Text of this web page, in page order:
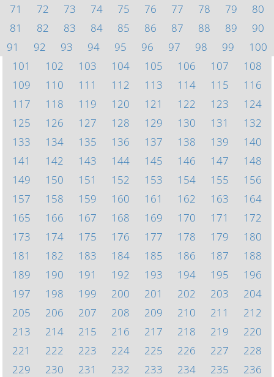
71
72 73 74 75 76 77 78 79
80
81
82 83 84 85 86 87 88 89
90
91
92 93 94 95 96 97 98 99
100
101
102 103 104 105 106 107
108
109
110 111 112 113 114 115
116
117
118 119 120 121 122 123
124
125
126 127 128 129 130 131
132
133
134 135 136 137 138 139
140
141
142 143 144 145 146 147
148
149
150 151 152 153 154 155
156
157
158 159 160 161 162 163
164
165
166 167 168 169 170 171
172
173
174 175 176 177 178 179
180
181
182 183 184 185 186 187
188
189
190 191 192 193 194 195
196
197
198 199 200 201 202 203
204
205
206 207 208 209 210 211
212
213
214 215 216 217 218 219
220
221
222 223 224 225 226 227
228
229
230 231 232 233 234 235
236